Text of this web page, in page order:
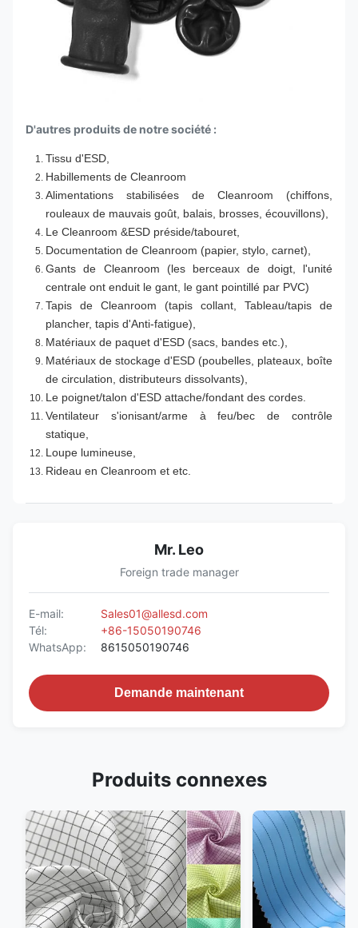
D'autres produits de notre société :
Tissu d'ESD,
Habillements de Cleanroom
Alimentations stabilisées de Cleanroom (chiffons,
rouleaux de mauvais goût, balais, brosses, écouvillons),
Le Cleanroom &ESD préside/tabouret,
Documentation de Cleanroom (papier, stylo, carnet),
Gants de Cleanroom (les berceaux de doigt, l'unité
centrale ont enduit le gant, le gant pointillé par PVC)
Tapis de Cleanroom (tapis collant, Tableau/tapis de
plancher, tapis d'Anti-fatigue),
Matériaux de paquet d'ESD (sacs, bandes etc.),
Matériaux de stockage d'ESD (poubelles, plateaux, boîte
de circulation, distributeurs dissolvants),
Le poignet/talon d'ESD attache/fondant des cordes.
Ventilateur s'ionisant/arme à feu/bec de contrôle
statique,
Loupe lumineuse,
Rideau en Cleanroom et etc.
Mr. Leo
Foreign trade manager
E-mail:
Sales01@allesd.com
Tél:
+86-15050190746
WhatsApp:
8615050190746
Demande maintenant
Produits connexes